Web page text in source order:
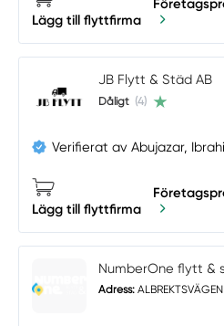
Lägg till flyttfirma
JB Flytt & Städ AB
Dåligt (4)
Verifierat av Abujazar,
Lägg till flyttfirma
NumberOne flytt &
Adress: